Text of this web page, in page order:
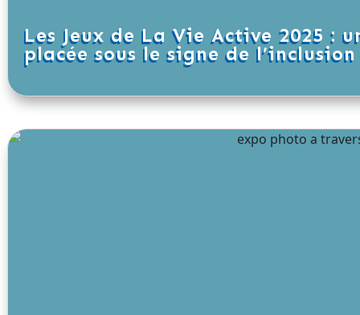
Les Jeux de La Vie Active 2025 :
placée sous le signe de